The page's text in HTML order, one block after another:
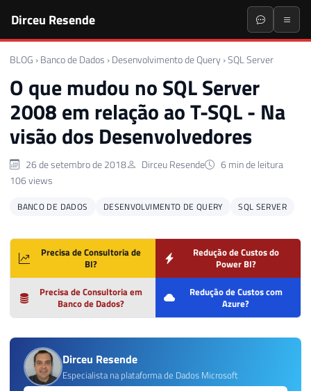
Dirceu Resende
BLOG › Banco de Dados › Desenvolvimento de Query ›SQL Server
O que mudou no SQL Server
2008 em relação ao T-SQL - Na
visão dos Desenvolvedores
26 de setembro de 2018 Dirceu Resende
6 min de leitura
106 views
BANCO DE DADOS DESENVOLVIMENTO DE QUERY SQL SERVER
Precisa de Consultoria de
BI?
Redução de Custos do
Power BI?
Precisa de Consultoria em
Banco de Dados?
Redução de Custos com
Azure?
Dirceu Resende
Especialista na plataforma de Dados Microsoft